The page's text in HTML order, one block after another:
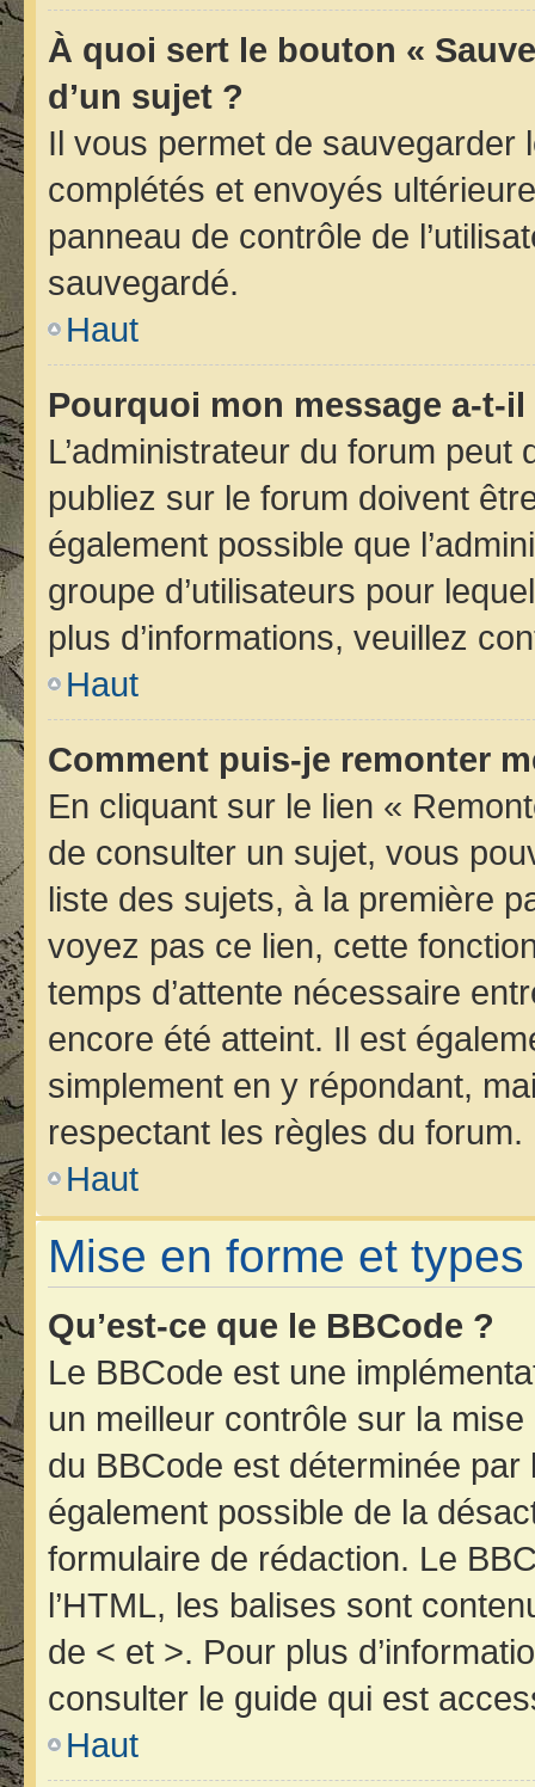
À quoi sert le bouton «
d’un sujet ?
Il vous permet de sauvegarder
complétés et envoyés
panneau de contrôle de
sauvegardé.
Haut
Pourquoi mon message a-t-
L’administrateur du forum
publiez sur le forum doivent
également possible que
groupe d’utilisateurs pour
plus d’informations, veuillez
Haut
Comment puis-je remonter
En cliquant sur le lien «
de consulter un sujet, vous
liste des sujets, à la première
voyez pas ce lien, cette
temps d’attente nécessaire
encore été atteint. Il est
simplement en y répondant,
respectant les règles du forum.
Haut
Mise en forme et
Qu’est-ce que le BBCode ?
Le BBCode est une
un meilleur contrôle sur la mise
du BBCode est déterminée par
également possible de la
formulaire de rédaction. Le
l’HTML, les balises sont
de < et >. Pour plus
consulter le guide qui est
Haut